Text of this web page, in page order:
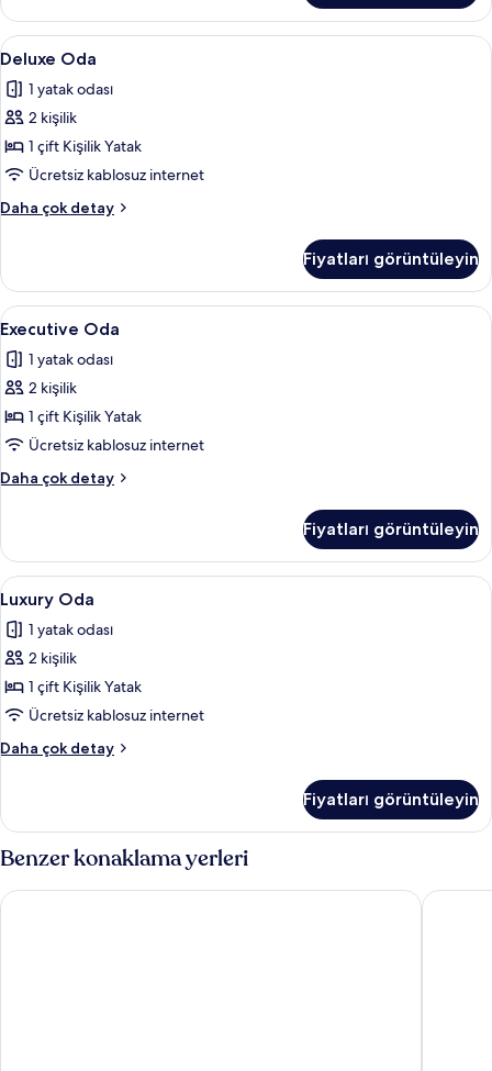
Oda
hakkında
daha
detay
Deluxe
Oda
için
tüm
fotoğrafları
görün
Deluxe Oda | Minibar, güneşlik/perde,
7
Deluxe Oda
1 yatak odası
2 kişilik
1 çift Kişilik Yatak
Ücretsiz kablosuz internet
Daha çok detay
Deluxe
fazla
detay
Fiyatları görüntüleyin
Executive
Oda
için
tüm
fotoğrafları
görün
Executive Oda | Minibar, güneşlik/
9
Executive Oda
1 yatak odası
2 kişilik
1 çift Kişilik Yatak
Ücretsiz kablosuz internet
Daha çok detay
Executive
fazla
detay
Fiyatları görüntüleyin
Luxury
Oda
için
tüm
fotoğrafları
görün
Luxury Oda | Banyo | Duş, ücretsiz
8
Luxury Oda
1 yatak odası
2 kişilik
1 çift Kişilik Yatak
Ücretsiz kablosuz internet
Daha çok detay
Luxury
fazla
detay
Fiyatları görüntüleyin
Benzer konaklama yerleri
The Blue Hotel Kim